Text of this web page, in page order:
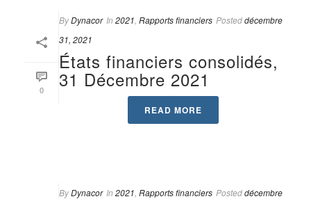
0
ByDynacor In 2021 Rapports financiers Posteddécembre
31, 2021
États financiers consolidés,
31 Décembre 2021
READ MORE
ByDynacor In 2021 Rapports financiers Posteddécembre